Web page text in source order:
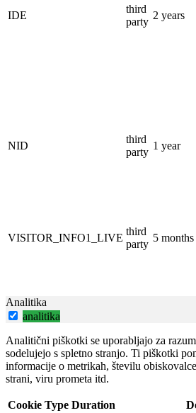
IDE
third
party
2 years
NID
third
party
1 year
VISITOR_INFO1_LIVE
third
party
5 months
Analitika
analitika
Analitični piškotki se uporabljajo za
sodelujejo s spletno stranjo. Ti piškotki
informacije o metrikah, številu
strani, viru prometa itd.
Cookie Type Duration